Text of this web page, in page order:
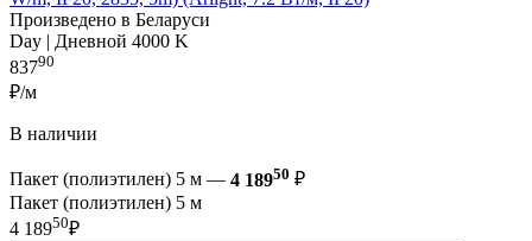
Произведено в Беларуси
Day | Дневной 4000 K
83790
₽/м
В наличии
Пакет (полиэтилен) 5 м — 4 18950 ₽
Пакет (полиэтилен) 5 м
4 18950₽